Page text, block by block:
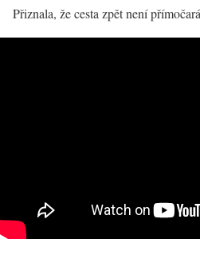
Přiznala, že cesta zpět není